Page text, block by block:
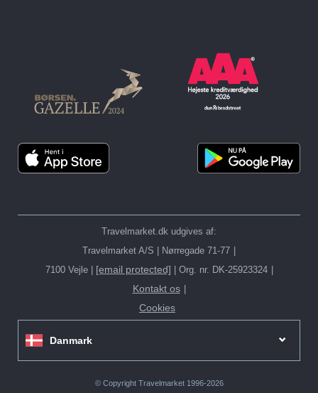
Travelmarket.dk udgives af:
Travelmarket A/S | Nørregade 71-77
7100 Vejle | [email protected] | Org. nr. DK-25923324
Kontakt os
Cookies
Danmark
© Copyright Travelmarket 1996-2026